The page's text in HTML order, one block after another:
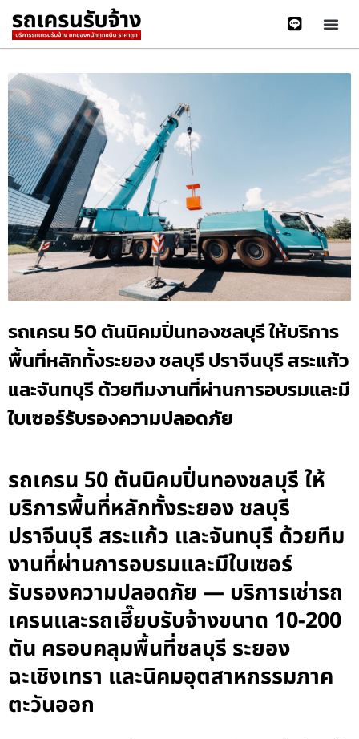
รถเครน 50 ตันนิคมปิ่นทองชลบุรี ให้บริการ
พื้นที่หลักทั้งระยอง ชลบุรี ปราจีนบุรี สระแก้ว
และจันทบุรี ด้วยทีมงานที่ผ่านการอบรมและมี
ใบเซอร์รับรองความปลอดภัย
รถเครน 50 ตันนิคมปิ่นทองชลบุรี ให้
บริการพื้นที่หลักทั้งระยอง ชลบุรี
ปราจีนบุรี สระแก้ว และจันทบุรี ด้วยทีม
งานที่ผ่านการอบรมและมีใบเซอร์
รับรองความปลอดภัย — บริการเช่ารถ
เครนและรถเฮี๊ยบรับจ้างขนาด 10-200
ตัน ครอบคลุมพื้นที่ชลบุรี ระยอง
ฉะเชิงเทรา และนิคมอุตสาหกรรมภาค
ตะวันออก